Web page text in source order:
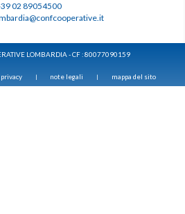
02 89054500
LOMBARDIA - CF : 80077090159
privacy | note legali | mappa del sito